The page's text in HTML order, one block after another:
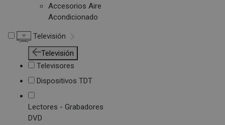
Accesorios Aire
Acondicionado
Televisión
Televisión
Televisores
Dispositivos TDT
Lectores - Grabadores
DVD